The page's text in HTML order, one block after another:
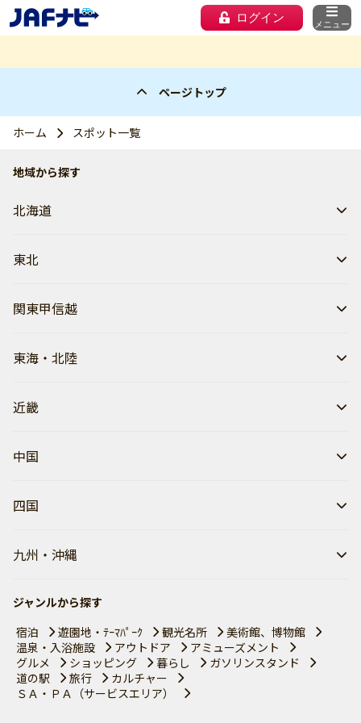
ログイン メニュー
ページトップ
ホーム スポット一覧
地域から探す
北海道
東北
関東甲信越
東海・北陸
近畿
中国
四国
九州・沖縄
ジャンルから探す
宿泊
遊園地・ﾃｰﾏﾊﾟｰｸ 観光名所
美術館、博物館
温泉・入浴施設
アウトドア
アミューズメント
グルメ
ショッピング 暮らし
ガソリンスタンド
道の駅
旅行
カルチャー
ＳＡ・ＰＡ（サービスエリア）